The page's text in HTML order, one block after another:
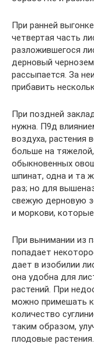
При ранней
четвертая часть
разложившегося
дерновый
рассыпается. За
прибавить
При поздней
нужна. П9д
воздуха, растения
больше на
обыкновенных
шпинат, одна и та
раз; но для
свежую дерновую
и моркови,
При вынимании из
попадает
дает в изобилии
она удобна для
растений. При
можно примешать
количество
таким образом,
плодовые растения.